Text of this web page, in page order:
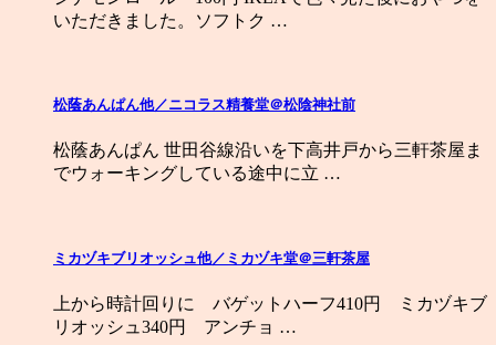
いただきました。ソフトク …
松蔭あんぱん他／ニコラス精養堂＠松陰神社前
松蔭あんぱん 世田谷線沿いを下高井戸から三軒茶屋ま
でウォーキングしている途中に立 …
ミカヅキブリオッシュ他／ミカヅキ堂＠三軒茶屋
上から時計回りに バゲットハーフ410円 ミカヅキブ
リオッシュ340円 アンチョ …